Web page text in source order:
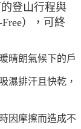
登山行程與
），可終
晴朗氣候下的戶
濕排汗且快乾，
因摩擦而造成不